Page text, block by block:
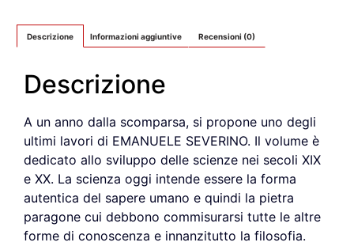
Descrizione Informazioni aggiuntive Recensioni (0)
Descrizione
A un anno dalla scomparsa, si propone uno degli
ultimi lavori di EMANUELE SEVERINO. Il volume è
dedicato allo sviluppo delle scienze nei secoli XIX
e XX. La scienza oggi intende essere la forma
autentica del sapere umano e quindi la pietra
paragone cui debbono commisurarsi tutte le altre
forme di conoscenza e innanzitutto la filosofia.